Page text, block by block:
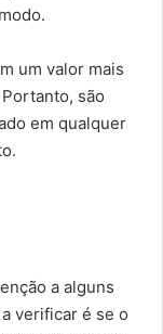
um valor mais
são
em qualquer
a alguns
verificar é se o